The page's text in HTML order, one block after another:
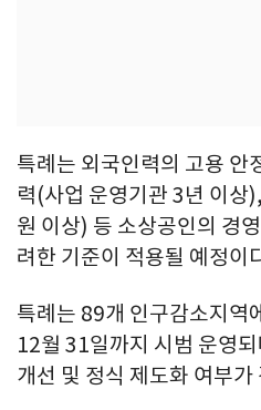
특례는 외국인력의 고용 안
력(사업 운영기관 3년 이상
원 이상) 등 소상공인의 경
려한 기준이 적용될 예정이
특례는 89개 인구감소지역
12월 31일까지 시범 운영
개선 및 정식 제도화 여부가